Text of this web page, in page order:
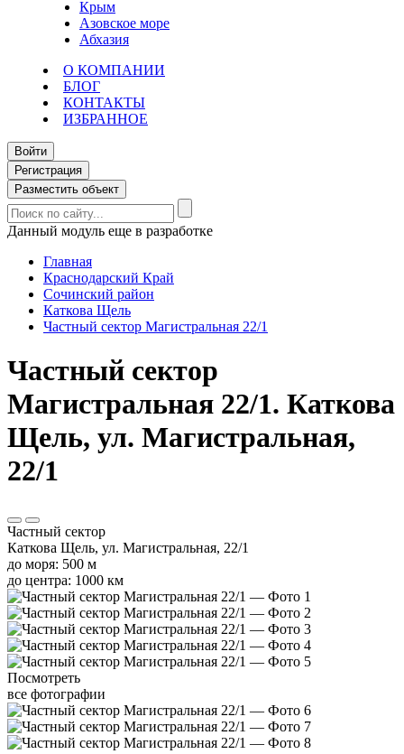
Крым
Азовское море
Абхазия
О КОМПАНИИ
БЛОГ
КОНТАКТЫ
ИЗБРАННОЕ
Войти
Регистрация
Разместить объект
Данный модуль еще в разработке
Главная
Краснодарский Край
Сочинский район
Каткова Щель
Частный сектор Магистральная 22/1
Частный сектор
Магистральная 22/1. Каткова
Щель, ул. Магистральная,
22/1
Частный сектор
Каткова Щель, ул. Магистральная, 22/1
до моря: 500 м
до центра: 1000 км
Посмотреть
все фотографии